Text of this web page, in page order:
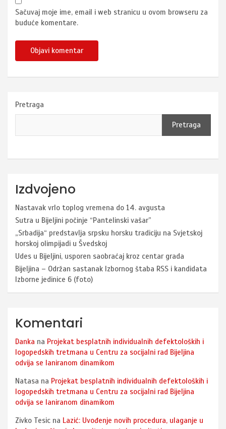
Sačuvaj moje ime, email i web stranicu u ovom browseru za
buduće komentare.
Pretraga
Pretraga
Izdvojeno
Nastavak vrlo toplog vremena do 14. avgusta
Sutra u Bijeljini počinje “Pantelinski vašar”
„Srbadija“ predstavlja srpsku horsku tradiciju na Svjetskoj
horskoj olimpijadi u Švedskoj
Udes u Bijeljini, usporen saobraćaj kroz centar grada
Bijeljina – Održan sastanak Izbornog štaba RSS i kandidata
Izborne jedinice 6 (foto)
Komentari
Danka na Projekat besplatnih individualnih defektoloških i
logopedskih tretmana u Centru za socijalni rad Bijeljina
odvija se laniranom dinamikom
Natasa na Projekat besplatnih individualnih defektoloških i
logopedskih tretmana u Centru za socijalni rad Bijeljina
odvija se laniranom dinamikom
Zivko Tesic na Lazić: Uvođenje novih procedura, ulaganje u